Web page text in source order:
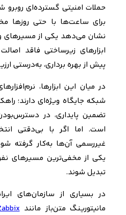
حملات امنیتی گسترده‌ای
برای ساعت‌ها با حتی روزها
نشان می‌دهد یکی از مسیرهای
ابزارهای زیرساختی فاقد
پیش از بهره برداری، به‌درستی
در میان این ابزارها،
شبکه جایگاه ویژه‌ای دارند؛
تضمین پایداری، در
است. اما اگر با بی‌دقتی
غیررسمی آن‌ها به‌کار گرفته
یکی از مخفی‌ترین مسیرهای
تبدیل شوند.
در بسیاری از سازمان‌های
مانیتورینگ متن‌باز مانند